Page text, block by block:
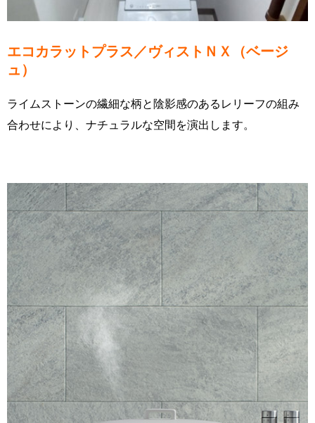
エコカラットプラス／ヴィストＮＸ（ベージ
ュ）
ライムストーンの繊細な柄と陰影感のあるレリーフの組み
合わせにより、ナチュラルな空間を演出します。